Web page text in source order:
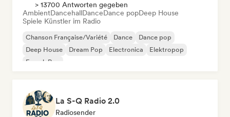
> 13700 Antworten gegeben
AmbientDancehallDanceDance popDeep House
Spiele Künstler im Radio
Chanson Française/Variété Dance
Dance pop
Deep House
Dream Pop Electronica
Elektropop
French Pop
La S-Q Radio 2.0
Radiosender